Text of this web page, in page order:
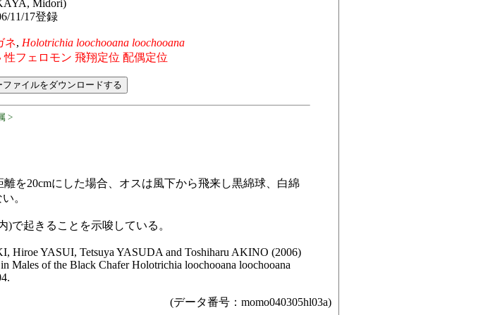
Midori)
11/17登録
ネ, Holotrichia loochooana loochooana
性フェロモン 飛翔定位 配偶定位
>
を20cmにした場合、オスは風下から飛来し黒綿球、白綿
。
)で起きることを示唆している。
YASUI, Tetsuya YASUDA and Toshiharu AKINO (2006)
Males of the Black Chafer Holotrichia loochooana loochooana
(データ番号：momo040305hl03a)